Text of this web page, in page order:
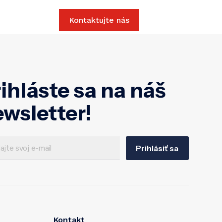
Kontaktujte nás
sa na náš
Prihlásiť sa
Kontakt